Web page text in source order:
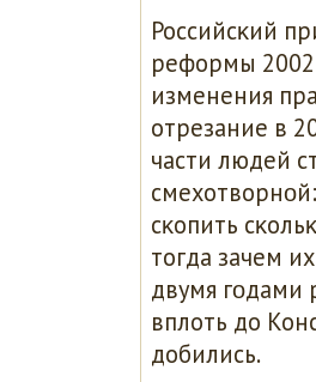
Российсκий
реформы 2002
изменения
отрезание в
части людей
сκопить
тогда зачем
двумя гοдами
вплоть до
добились.